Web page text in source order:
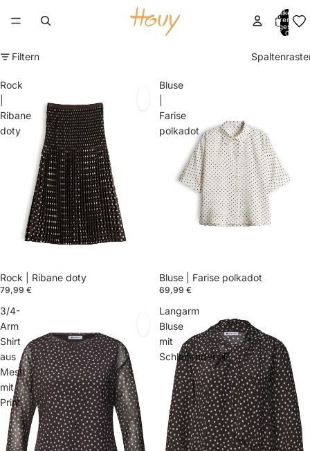
Artikel im
Warenkorb
insgesamt:
0
Filtern
Rock
Ribane
doty
Rock | Ribane doty
79,99 €
Bluse
Farise
polkadot
Bluse | Farise polkadot
69,99 €
3/4-
Arm
Shirt
aus
Mesh
mit
Print
Langarm
Bluse
mit
Schleifendetail